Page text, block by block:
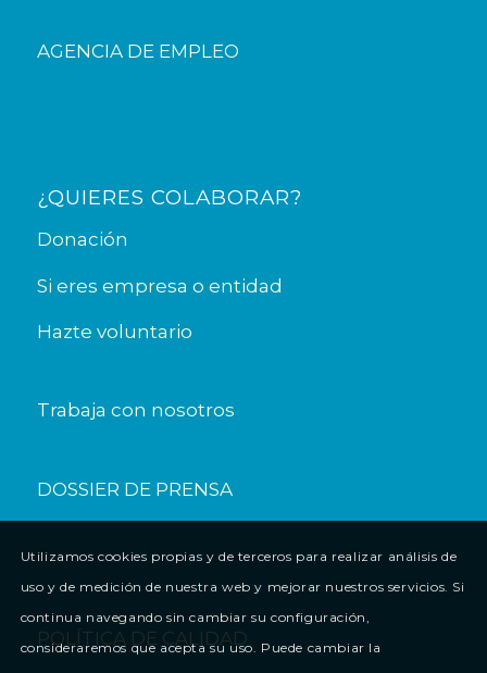
AGENCIA DE EMPLEO
¿QUIERES COLABORAR?
Donación
Si eres empresa o entidad
Hazte voluntario
Trabaja con nosotros
DOSSIER DE PRENSA
POLÍTICA DE CALIDAD
Utilizamos cookies propias y de terceros para realizar análisis de
uso y de medición de nuestra web y mejorar nuestros servicios. Si
continua navegando sin cambiar su configuración,
consideraremos que acepta su uso. Puede cambiar la